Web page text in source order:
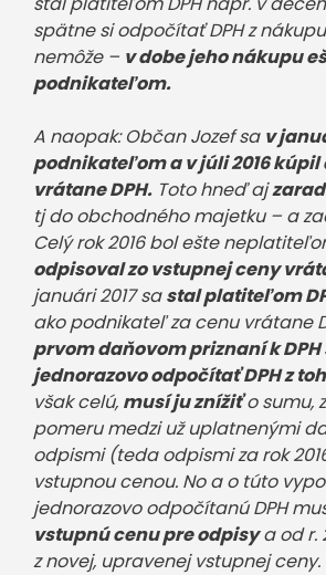
spätne si odpočítať DPH z
nemôže – v dobe jeho nákupu
podnikateľom.
A naopak: Občan Jozef sa v
podnikateľom a v júli 2016 kúpil
vrátane DPH. Toto hneď aj
tj do obchodného majetku – a
Celý rok 2016 bol ešte
odpisoval zo vstupnej ceny
januári 2017 sastal platiteľom
ako podnikateľ za cenu vrátane
prvom daňovom priznaní k DPH
jednorazovo odpočítať DPH z
však celú, musí ju znížiťo sumu,
pomeru medzi už uplatnenými
odpismi (teda odpismi za rok
vstupnou cenou. No a o túto
jednorazovo odpočítanú DPH
vstupnú cenu pre odpisya od r.
z novej, upravenej vstupnej ceny.